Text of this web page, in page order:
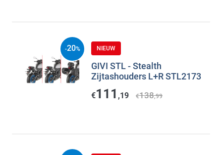
NIEUW
GIVI STL - Stealth
Zijtashouders L+R STL2173
€111 ,19 €138,99
-20%